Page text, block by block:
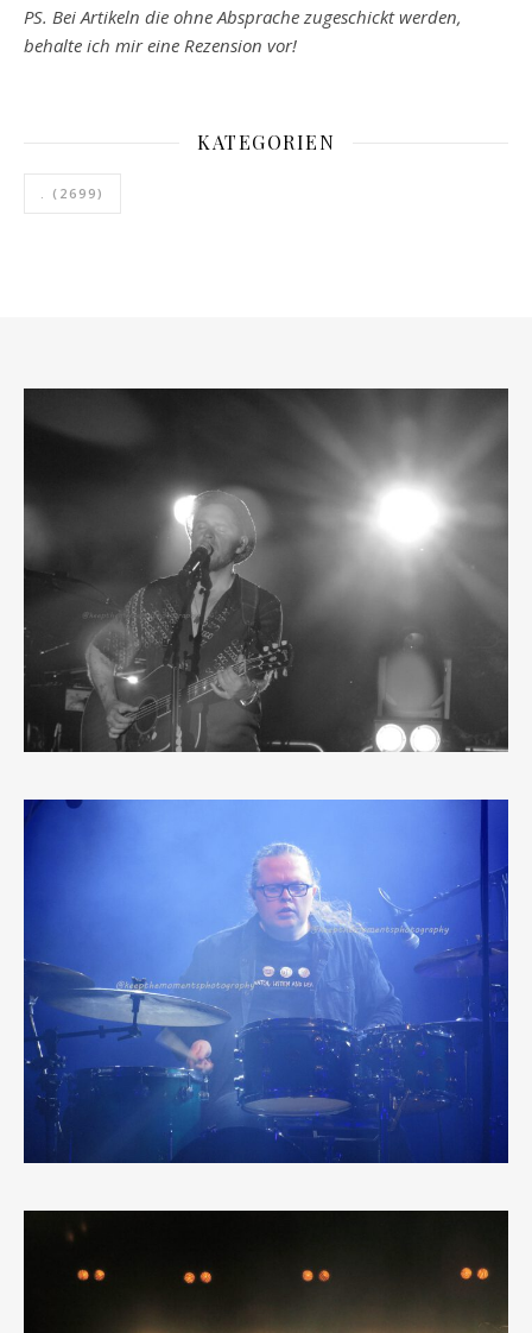
PS. Bei Artikeln die ohne Absprache zugeschickt werden,
behalte ich mir eine Rezension vor!
KATEGORIEN
. (2699)